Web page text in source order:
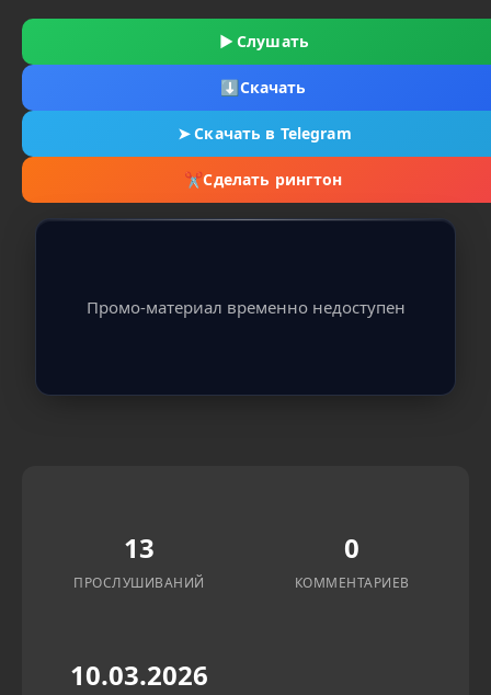
▶ Слушать
⬇Скачать
➤Скачать в Telegram
✂Сделать рингтон
Промо-материал временно недоступен
13
ПРОСЛУШИВАНИЙ
0
КОММЕНТАРИЕВ
10.03.2026